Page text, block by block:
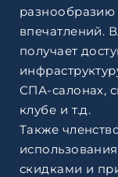
впечатлений.
получает
СПА-салонах,
клубе и т.д.
Также
скидками и